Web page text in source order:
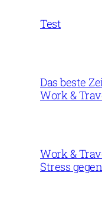
Test
Das beste
Work &
Work &
Stress